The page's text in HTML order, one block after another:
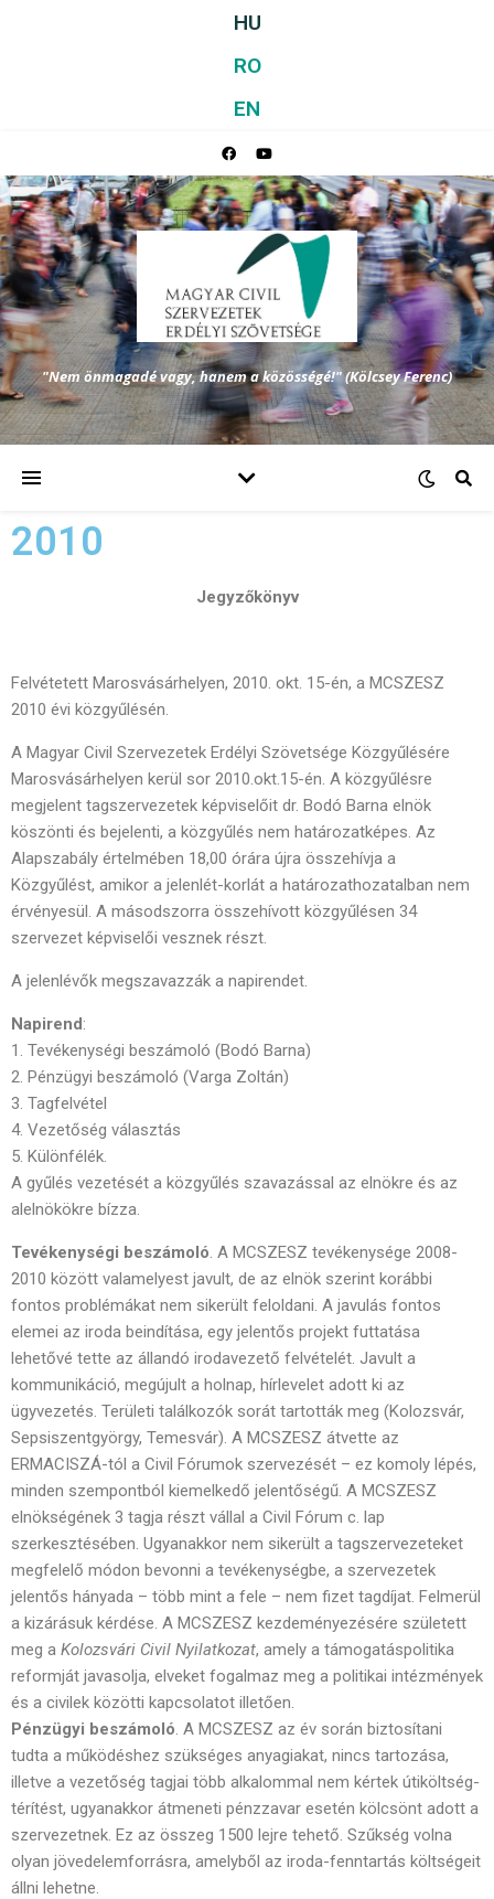
HU
RO
EN
"Nem önmagadé vagy, hanem a közösségé!" (Kölcsey Ferenc)
2010
Jegyzőkönyv
Felvétetett Marosvásárhelyen, 2010. okt. 15-én, a MCSZESZ
2010 évi közgyűlésén.
A Magyar Civil Szervezetek Erdélyi Szövetsége Közgyűlésére
Marosvásárhelyen kerül sor 2010.okt.15-én. A közgyűlésre
megjelent tagszervezetek képviselőit dr. Bodó Barna elnök
köszönti és bejelenti, a közgyűlés nem határozatképes. Az
Alapszabály értelmében 18,00 órára újra összehívja a
Közgyűlést, amikor a jelenlét-korlát a határozathozatalban nem
érvényesül. A másodszorra összehívott közgyűlésen 34
szervezet képviselői vesznek részt.
A jelenlévők megszavazzák a napirendet.
Napirend:
1. Tevékenységi beszámoló (Bodó Barna)
2. Pénzügyi beszámoló (Varga Zoltán)
3. Tagfelvétel
4. Vezetőség választás
5. Különfélék.
A gyűlés vezetését a közgyűlés szavazással az elnökre és az
alelnökökre bízza.
Tevékenységi beszámoló. A MCSZESZ tevékenysége 2008-
2010 között valamelyest javult, de az elnök szerint korábbi
fontos problémákat nem sikerült feloldani. A javulás fontos
elemei az iroda beindítása, egy jelentős projekt futtatása
lehetővé tette az állandó irodavezető felvételét. Javult a
kommunikáció, megújult a holnap, hírlevelet adott ki az
ügyvezetés. Területi találkozók sorát tartották meg (Kolozsvár,
Sepsiszentgyörgy, Temesvár). A MCSZESZ átvette az
ERMACISZÁ-tól a Civil Fórumok szervezését – ez komoly lépés,
minden szempontból kiemelkedő jelentőségű. A MCSZESZ
elnökségének 3 tagja részt vállal a Civil Fórum c. lap
szerkesztésében. Ugyanakkor nem sikerült a tagszervezeteket
megfelelő módon bevonni a tevékenységbe, a szervezetek
jelentős hányada – több mint a fele – nem fizet tagdíjat. Felmerül
a kizárásuk kérdése. A MCSZESZ kezdeményezésére született
meg a Kolozsvári Civil Nyilatkozat, amely a támogatáspolitika
reformját javasolja, elveket fogalmaz meg a politikai intézmények
és a civilek közötti kapcsolatot illetően.
Pénzügyi beszámoló. A MCSZESZ az év során biztosítani
tudta a működéshez szükséges anyagiakat, nincs tartozása,
illetve a vezetőség tagjai több alkalommal nem kértek útiköltség-
térítést, ugyanakkor átmeneti pénzzavar esetén kölcsönt adott a
szervezetnek. Ez az összeg 1500 lejre tehető. Szűkség volna
olyan jövedelemforrásra, amelyből az iroda-fenntartás költségeit
állni lehetne.